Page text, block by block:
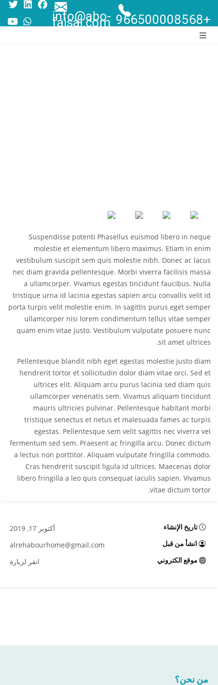
+966500008568
info@abo-
faisal.com
Suspendisse potenti Phasellus euismod libero in neque
molestie et elementum libero maximus. Etiam in enim
vestibulum suscipit sem quis molestie nibh. Donec ac lacus
nec diam gravida pellentesque. Morbi viverra facilisis massa
a ullamcorper. Vivamus egestas tincidunt faucibus. Nulla
tristique urna id lacinia egestas sapien arcu convallis velit id
porta turpis velit molestie enim. In sagittis purus eget semper
ullamcorper nisi lorem condimentum tellus vitae semper
quam enim vitae justo. Vestibulum vulputate posuere nunc
sit amet ultrices.
Pellentesque blandit nibh eget egestas molestie justo diam
hendrerit tortor et sollicitudin dolor diam vitae orci. Sed et
ultrices elit. Aliquam arcu purus lacinia sed diam quis
ullamcorper venenatis sem. Vivamus aliquam tincidunt
mauris ultricies pulvinar. Pellentesque habitant morbi
tristique senectus et netus et malesuada fames ac turpis
egestas. Pellentesque sem velit sagittis nec viverra vel
fermentum sed sem. Praesent ac fringilla arcu. Donec dictum
a lectus non porttitor. Aliquam vulputate fringilla commodo.
Cras hendrerit suscipit ligula id ultrices. Maecenas dolor
libero fringilla a leo quis consequat iaculis sapien. Vivamus
vitae dictum tortor.
تاريخ الإنشاء أكتوبر 17, 2019
انشأ من قبل alrehabourhome@gmail.com
موقع الكتروني انقر لزيارة
من نحن؟